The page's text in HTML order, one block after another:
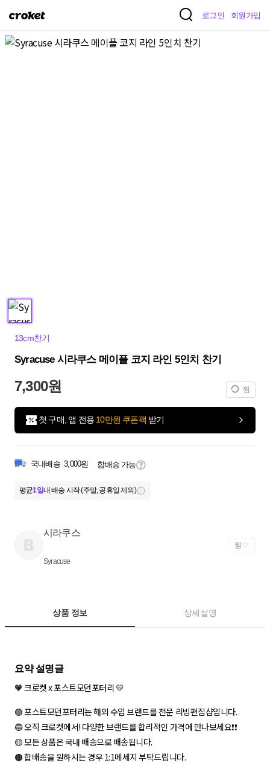
크
켓
로그인 회원가입
13cm찬기
Syracuse 시라쿠스 메이플 코지 라인 5인치 찬기
7,300원 찜
첫 구매, 앱 전용 10만원 쿠폰팩 받기
국내배송 3,000원 합배송 가능
평균1일내 배송 시작 (주말, 공휴일 제외)
시라쿠스
Syracuse
찜
상품 정보 상세설명
요약 설명글
🧡 크로켓 x 포스트모던포터리 💛
🟢 포스트모던포터리는 해외 수입 브랜드를 전문 리빙편집샵입니다.
🔵 오직 크로켓에서! 다양한 브랜드를 합리적인 가격에 만나보세요❗❗
🟡 모든 상품은 국내 배송으로 배송됩니다.
🟤 합배송을 원하시는 경우 1:1메세지 부탁드립니다.